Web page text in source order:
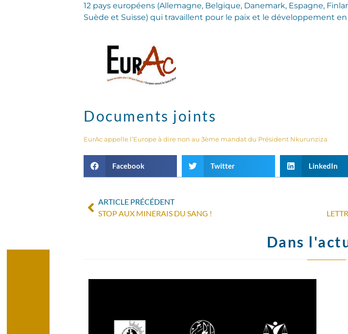
12 pays européens (Allemagne, Belgique, Danemark, Espagne,
Suède et Suisse) qui travaillent pour le paix et le développement
Documents joints
EurAc appelle l’Europe à dire non au 3ème mandat du Président Nkurunziza
Facebook Twitter LinkedIn
ARTICLE PRÉCÉDENT
STOP AUX MINERAIS DU SANG !
Dans